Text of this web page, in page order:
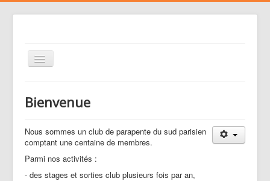
Basculer
la
Voler
Nos activités
Gestion des risques
Liens
Bienvenue
Nous sommes un club de parapente du sud parisien
comptant une centaine de membres.
Parmi nos activités :
- des stages et sorties club plusieurs fois par an,